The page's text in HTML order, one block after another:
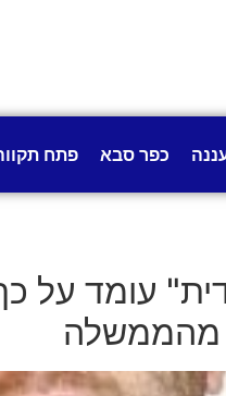
כפר סבא פתח
עומד
מהממשלה